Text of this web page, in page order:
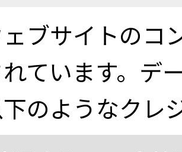
ブサイトのコ
ています。デ
のようなクレ